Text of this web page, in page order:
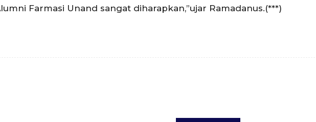
Farmasi Unand sangat diharapkan,”ujar Ramadanus.(***)